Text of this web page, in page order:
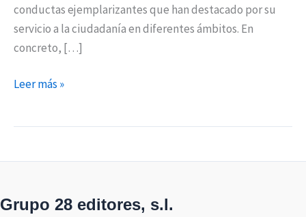
conductas ejemplarizantes que han destacado por su
servicio a la ciudadanía en diferentes ámbitos. En
concreto, […]
Leer más »
Grupo 28 editores, s.l.